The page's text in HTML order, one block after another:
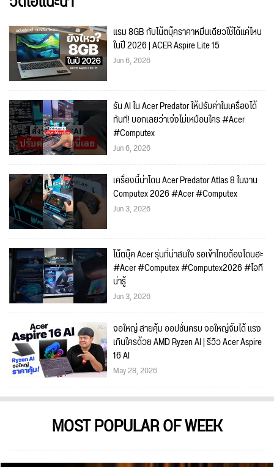
แรม 8GB กับโน้ตบุ๊คราคาหมื่นเดียวใช้ได้แค่ไหน
ในปี 2026 | ACER Aspire Lite 15
Jun 6, 2026
รัน AI ใน Acer Predator ให้ปรับค่าในเครื่องได้
ทันที! บอกเลยว่าเจ๋งไม่เหมือนใคร #Acer
#Computex
Jun 6, 2026
เครื่องนี้น่าโดน Acer Predator Atlas 8 ในงาน
Computex 2026 #Acer #Computex
Jun 3, 2026
โน้ตบุ๊ค Acer รุ่นที่น่าสนใจ รอเข้าไทยต้องโดนฮะ
#Acer #Computex #Computex2026 #ไอที
น่ารู้
Jun 3, 2026
จอใหญ่ สายคุ้ม ออปชั่นครบ จอใหญ่จิ้มได้ แรง
เกินใครด้วย AMD Ryzen AI | รีวิว Acer Aspire
16 AI
May 28, 2026
MOST POPULAR OF WEEK